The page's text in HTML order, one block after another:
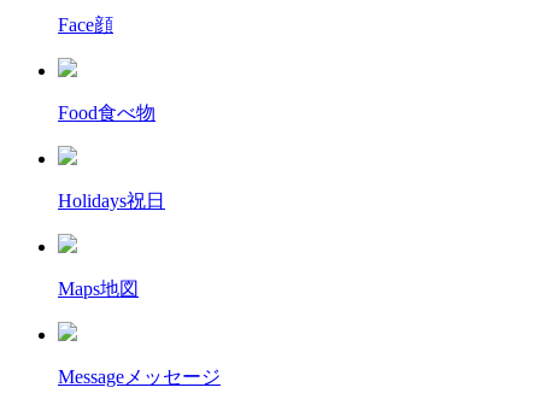
Face顔
Food食べ物
Holidays祝日
Maps地図
Message メッセージ